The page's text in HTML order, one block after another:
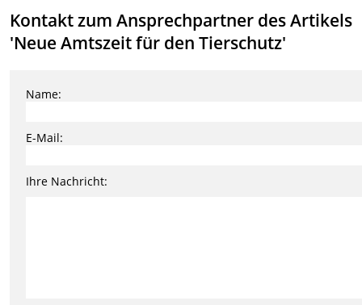
Kontakt zum Ansprechpartner des Artikels
'Neue Amtszeit für den Tierschutz'
Name:
E-Mail:
Ihre Nachricht: